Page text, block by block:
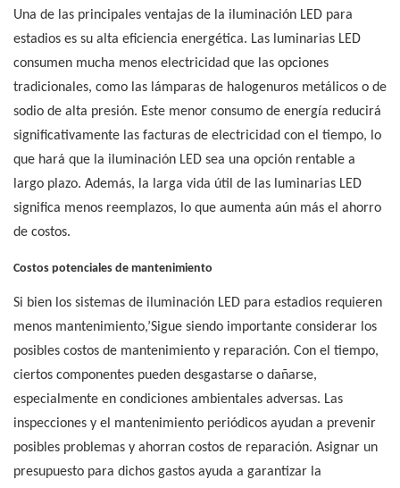
Una de las principales ventajas de la iluminación LED para
estadios es su alta eficiencia energética. Las luminarias LED
consumen mucha menos electricidad que las opciones
tradicionales, como las lámparas de halogenuros metálicos o de
sodio de alta presión. Este menor consumo de energía reducirá
significativamente las facturas de electricidad con el tiempo, lo
que hará que la iluminación LED sea una opción rentable a
largo plazo. Además, la larga vida útil de las luminarias LED
significa menos reemplazos, lo que aumenta aún más el ahorro
de costos.
Costos potenciales de mantenimiento
Si bien los sistemas de iluminación LED para estadios requieren
menos mantenimiento,’Sigue siendo importante considerar los
posibles costos de mantenimiento y reparación. Con el tiempo,
ciertos componentes pueden desgastarse o dañarse,
especialmente en condiciones ambientales adversas. Las
inspecciones y el mantenimiento periódicos ayudan a prevenir
posibles problemas y ahorran costos de reparación. Asignar un
presupuesto para dichos gastos ayuda a garantizar la